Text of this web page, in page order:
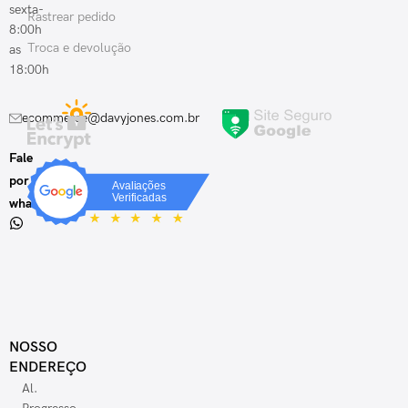
sexta-
8:00h
as
18:00h
ecommerce@davyjones.com.br
Fale
por
whatsapp
NOSSO
ENDEREÇO
Al.
Rastrear pedido
Troca e devolução